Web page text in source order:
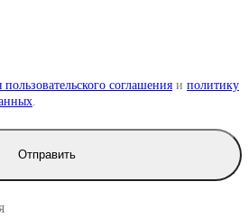
пользовательского соглашения и политику
Отправить